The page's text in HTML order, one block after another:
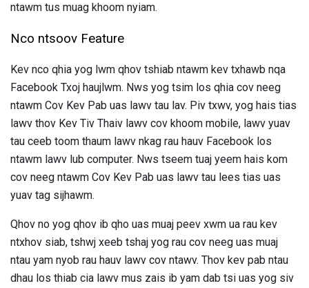
ntawm tus muag khoom nyiam.
Nco ntsoov Feature
Kev nco qhia yog lwm qhov tshiab ntawm kev txhawb nqa
Facebook Txoj haujlwm. Nws yog tsim los qhia cov neeg
ntawm Cov Kev Pab uas lawv tau lav. Piv txwv, yog hais tias
lawv thov Kev Tiv Thaiv lawv cov khoom mobile, lawv yuav
tau ceeb toom thaum lawv nkag rau hauv Facebook los
ntawm lawv lub computer. Nws tseem tuaj yeem hais kom
cov neeg ntawm Cov Kev Pab uas lawv tau lees tias uas
yuav tag sijhawm.
Qhov no yog qhov ib qho uas muaj peev xwm ua rau kev
ntxhov siab, tshwj xeeb tshaj yog rau cov neeg uas muaj
ntau yam nyob rau hauv lawv cov ntawv. Thov kev pab ntau
dhau los thiab cia lawv mus zais ib yam dab tsi uas yog siv